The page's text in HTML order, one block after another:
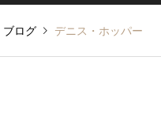
ブログ デニス・ホッパー